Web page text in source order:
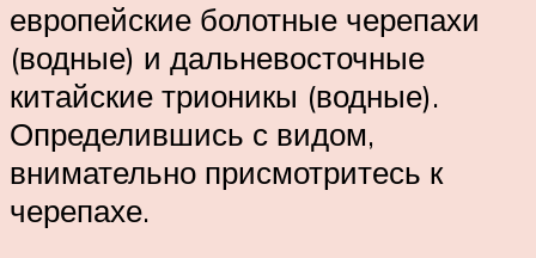
европейские болотные черепахи
(водные) и дальневосточные
китайские трионикы (водные).
Определившись с видом,
внимательно присмотритесь к
черепахе.